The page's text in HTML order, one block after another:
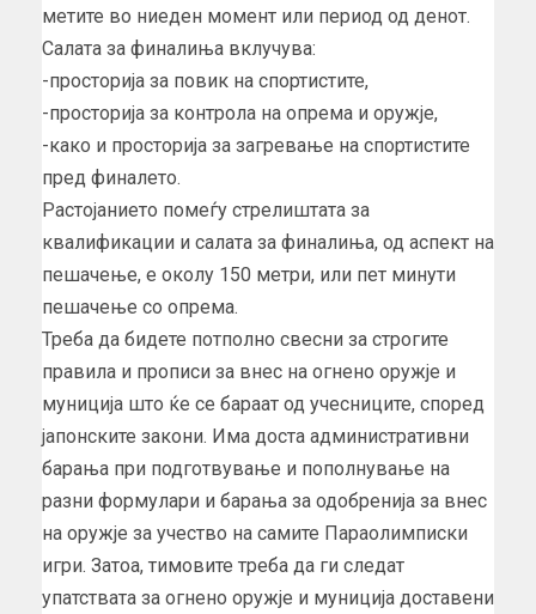
метите во ниеден момент или период од денот.
Салата за финалиња вклучува:
-просторија за повик на спортистите,
-просторија за контрола на опрема и оружје,
-како и просторија за загревање на спортистите
пред финалето.
Растојанието помеѓу стрелиштата за
квалификации и салата за финалиња, од аспект на
пешачење, е околу 150 метри, или пет минути
пешачење со опрема.
Треба да бидете потполно свесни за строгите
правила и прописи за внес на огнено оружје и
муниција што ќе се бараат од учесниците, според
јапонските закони. Има доста административни
барања при подготвување и пополнување на
разни формулари и барања за одобренија за внес
на оружје за учество на самите Параолимписки
игри. Затоа, тимовите треба да ги следат
упатствата за огнено оружје и муниција доставени